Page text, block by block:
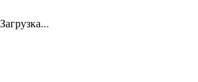
Загрузка...